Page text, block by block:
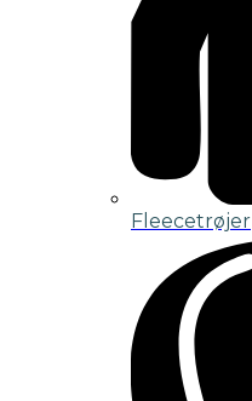
Fleecetrøjer